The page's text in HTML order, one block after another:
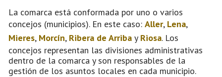
La comarca está conformada por uno o varios
concejos (municipios). En este caso: Aller, Lena,
Mieres, Morcín, Ribera de Arriba y Riosa. Los
concejos representan las divisiones administrativas
dentro de la comarca y son responsables de la
gestión de los asuntos locales en cada municipio.